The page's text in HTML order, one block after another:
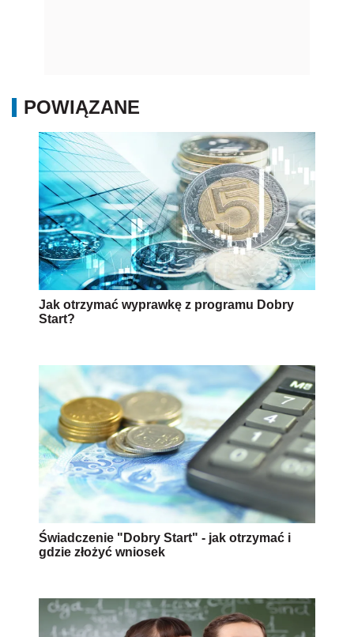
POWIĄZANE
Jak otrzymać wyprawkę z programu Dobry
Start?
Świadczenie "Dobry Start" - jak otrzymać i
gdzie złożyć wniosek